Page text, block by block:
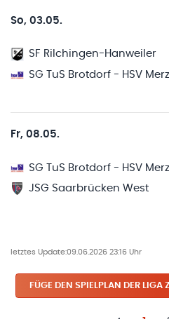
So, 03.05.
SF Rilchingen-Hanweiler
SG TuS Brotdorf - HSV
Fr, 08.05.
SG TuS Brotdorf - HSV
JSG Saarbrücken West
letztes Update:09.06.2026 23:16 Uhr
FÜGE DEN SPIELPLAN DER LIGA